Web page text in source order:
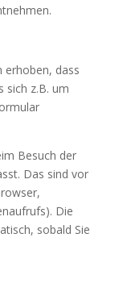
erhoben, dass
sich z.B. um
Besuch der
Das sind vor
Die
sobald Sie